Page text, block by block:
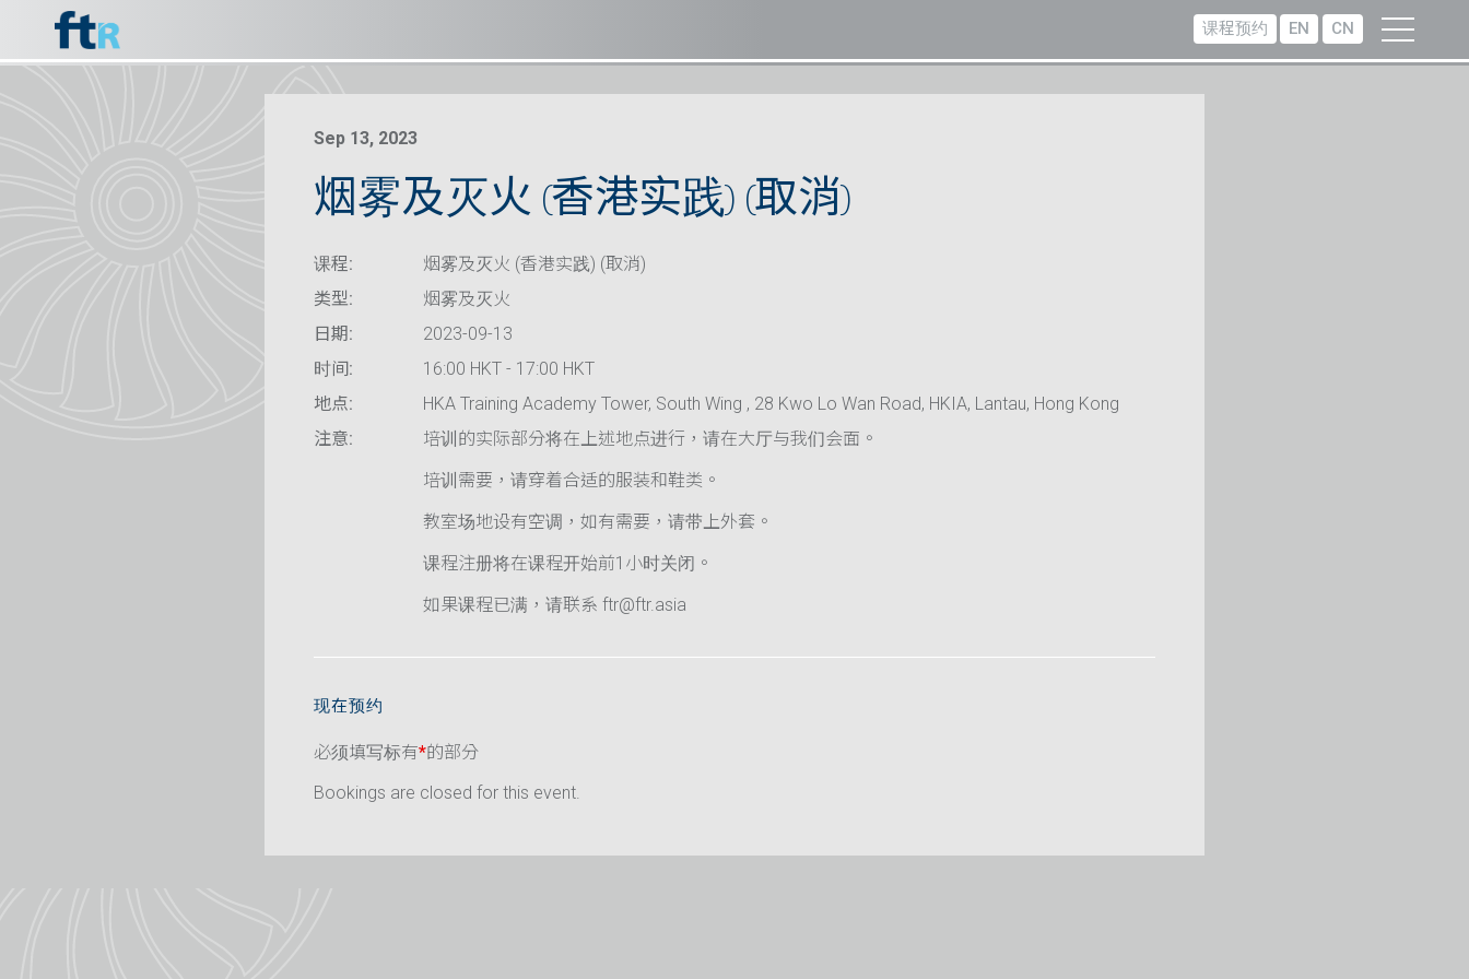
课程预约 EN CN
Sep 13, 2023
烟雾及灭火 (香港实践) (取消)
课程:
烟雾及灭火 (香港实践) (取消)
类型:
烟雾及灭火
日期:
2023-09-13
时间:
16:00 HKT - 17:00 HKT
地点:
HKA Training Academy Tower, South Wing , 28 Kwo Lo Wan Road, HKIA, Lantau, Hong Kong
注意:
培训的实际部分将在上述地点进行，请在大厅与我们会面。
培训需要，请穿着合适的服装和鞋类。
教室场地设有空调，如有需要，请带上外套。
课程注册将在课程开始前1小时关闭。
如果课程已满，请联系 ftr@ftr.asia
现在预约
必须填写标有*的部分
Bookings are closed for this event.